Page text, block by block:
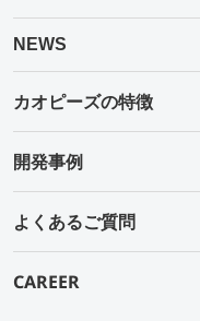
NEWS
カオピーズの特徴
開発事例
よくあるご質問
CAREER